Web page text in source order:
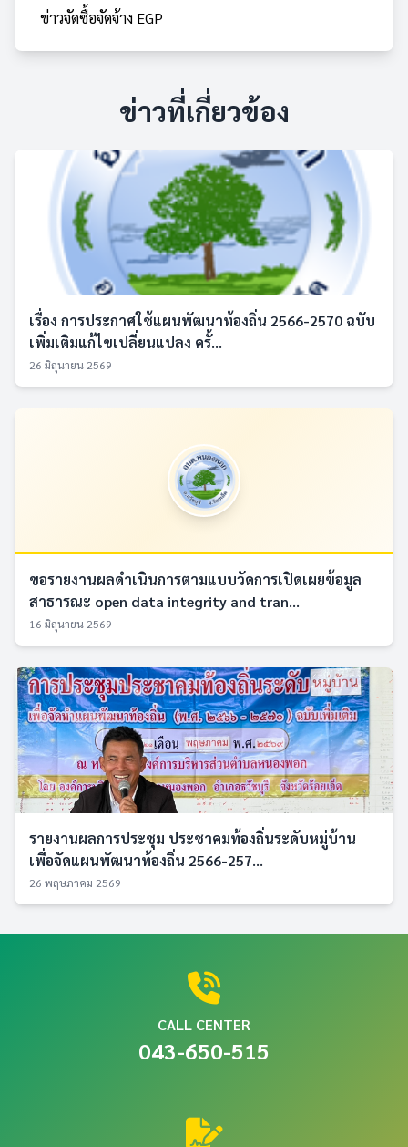
ข่าวจัดซื้อจัดจ้าง EGP
ข่าวที่เกี่ยวข้อง
เรื่อง การประกาศใช้แผนพัฒนาท้องถิ่น 2566-2570 ฉบับ
เพิ่มเติมแก้ไขเปลี่ยนแปลง ครั้...
26 มิถุนายน 2569
ขอรายงานผลดำเนินการตามแบบวัดการเปิดเผยข้อมูล
สาธารณะ open data integrity and tran...
16 มิถุนายน 2569
รายงานผลการประชุม ประชาคมท้องถิ่นระดับหมู่บ้าน
เพื่อจัดแผนพัฒนาท้องถิ่น 2566-257...
26 พฤษภาคม 2569
CALL CENTER
043-650-515